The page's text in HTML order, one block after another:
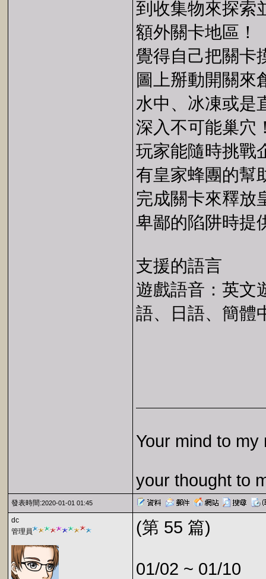
到收集物來探索
額外關卡地區！
覺得自己把關卡
圖上掰動開關來
水中、冰凍或是
深入不可能巢穴
玩家能隨時挑戰
有皇家蜂團的幫
完成關卡來釋放
卑鄙的陷阱時提
支援的語言
遊戲語音：英文
語、日語、簡體
Your mind to my
your thought to
發表時間:2020-01-01 01:45
dc
管理員
(第 55 篇)
01/02 ~ 01/10